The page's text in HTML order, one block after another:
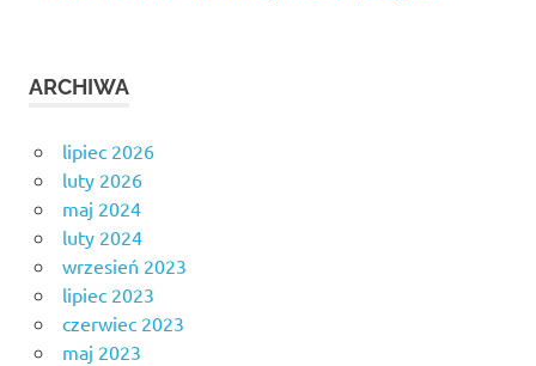
ARCHIWA
lipiec 2026
luty 2026
maj 2024
luty 2024
wrzesień 2023
lipiec 2023
czerwiec 2023
maj 2023